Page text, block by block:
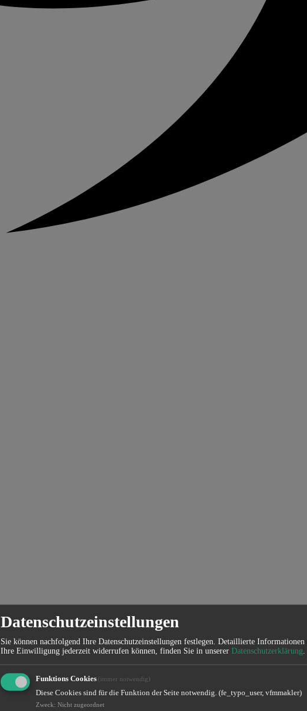
Datenschutzeinstellungen
Sie können nachfolgend Ihre Datenschutzeinstellungen festlegen. Detaillierte Informationen
Ihre Einwilligung jederzeit widerrufen können, finden Sie in unserer Datenschutzerklärung.
Funktions Cookies (immer notwendig)
Diese Cookies sind für die Funktion der Seite notwendig. (fe_typo_user, vfmmakler)
Zweck: Nicht zugeordnet